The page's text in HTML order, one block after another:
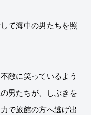
て海中の男たちを照
敵に笑っているよう
男たちが、しぶきを
で旅館の方へ逃げ出